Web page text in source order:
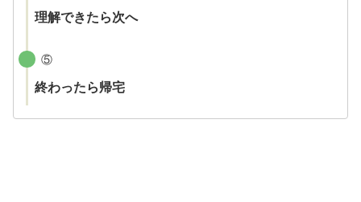
理解できたら次へ
⑤
終わったら帰宅